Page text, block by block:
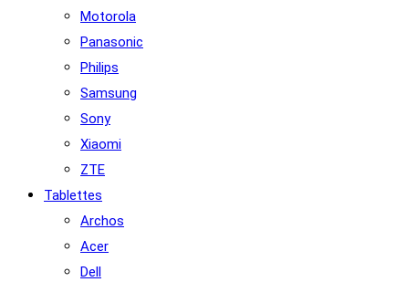
Motorola
Panasonic
Philips
Samsung
Sony
Xiaomi
ZTE
Tablettes
Archos
Acer
Dell